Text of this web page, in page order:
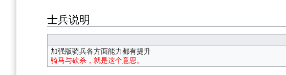
士兵说明
加强版骑兵各方面能力都有提升
骑马与砍杀，就是这个意思。